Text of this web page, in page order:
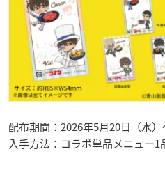
配布期間：2026年5月20日（水）
入手方法：コラボ単品メニュー1